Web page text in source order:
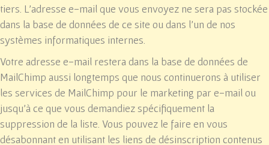
tiers. L'adresse e-mail que vous envoyez ne sera pas stockée
dans la base de données de ce site ou dans l'un de nos
systèmes informatiques internes.
Votre adresse e-mail restera dans la base de données de
MailChimp aussi longtemps que nous continuerons à utiliser
les services de MailChimp pour le marketing par e-mail ou
jusqu'à ce que vous demandiez spécifiquement la
suppression de la liste. Vous pouvez le faire en vous
désabonnant en utilisant les liens de désinscription contenus